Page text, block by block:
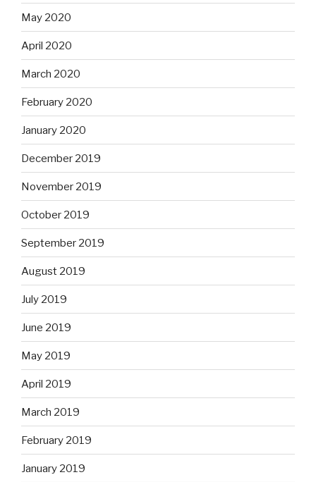
May 2020
April 2020
March 2020
February 2020
January 2020
December 2019
November 2019
October 2019
September 2019
August 2019
July 2019
June 2019
May 2019
April 2019
March 2019
February 2019
January 2019